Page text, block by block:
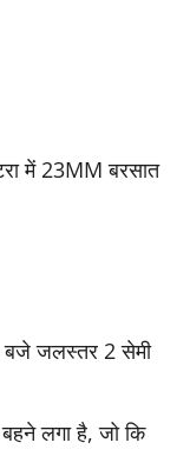
में 23MM बरसात
बजे जलस्तर 2 सेमी
लगा है, जो कि